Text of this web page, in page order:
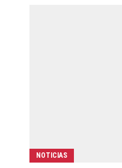
NOTICIAS